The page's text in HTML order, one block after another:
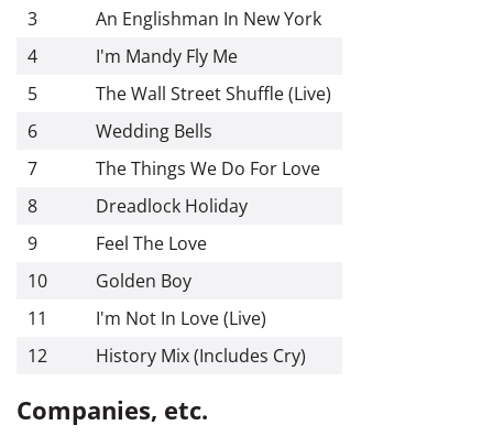
3
An Englishman In New York
4
I'm Mandy Fly Me
5
The Wall Street Shuffle (Live)
6
Wedding Bells
7
The Things We Do For Love
8
Dreadlock Holiday
9
Feel The Love
10
Golden Boy
11
I'm Not In Love (Live)
12
History Mix (Includes Cry)
Companies, etc.